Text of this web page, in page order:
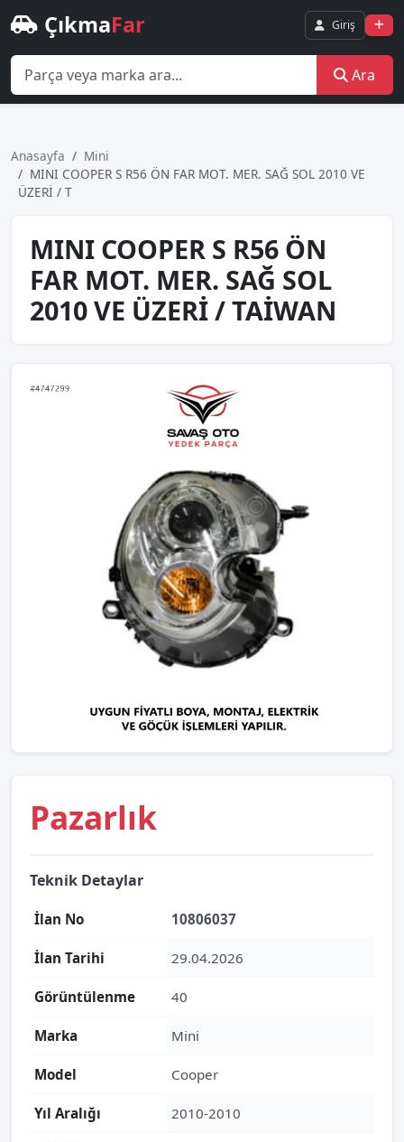
ÇıkmaFar Giriş
Ara
Anasayfa
Mini
MINI COOPER S R56 ÖN FAR MOT. MER. SAĞ SOL 2010 VE
ÜZERİ / T
MINI COOPER S R56 ÖN
FAR MOT. MER. SAĞ SOL
2010 VE ÜZERİ / TAİWAN
Pazarlık
Teknik Detaylar
İlan No 10806037
İlan Tarihi 29.04.2026
Görüntülenme 40
Marka Mini
Model Cooper
Yıl Aralığı 2010-2010